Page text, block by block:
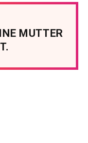
MUTTER